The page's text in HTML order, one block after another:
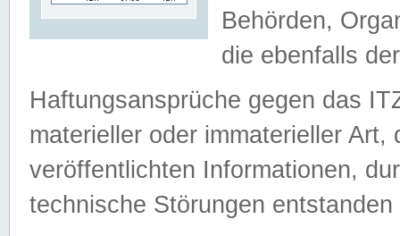
Behörden,
die ebenfalls
Haftungsansprüche gegen das
materieller oder immaterieller
veröffentlichten Informationen,
technische Störungen